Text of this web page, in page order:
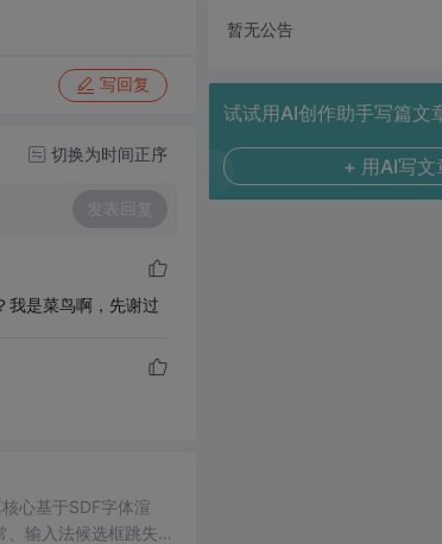
写回复
切换为时间正序
发表回复
我是菜鸟啊，先谢过
心基于SDF字体渲
输入法候选框跳失、
暂无公告
试试用AI创作助手写篇文
+ 用AI写文